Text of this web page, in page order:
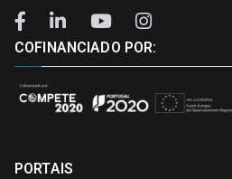
COFINANCIADO POR:
PORTAIS